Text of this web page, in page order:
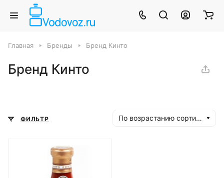
Главная Бренды Бренд Кинто
Бренд Кинто
ФИЛЬТР По возрастанию сортировки